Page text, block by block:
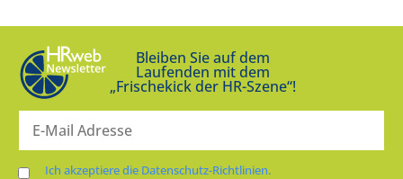
Bleiben Sie auf dem
Laufenden mit dem
„Frischekick der HR-Szene“!
Ich akzeptiere die Datenschutz-Richtlinien.